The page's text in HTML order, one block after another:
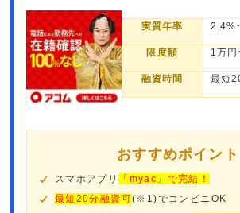
実質年率 2.4%
限度額 1万円
融資時間 最短
おすすめポイント
スマホアプリ
「myac」で完結！
最短20分融資可(※1)でコンビニOK